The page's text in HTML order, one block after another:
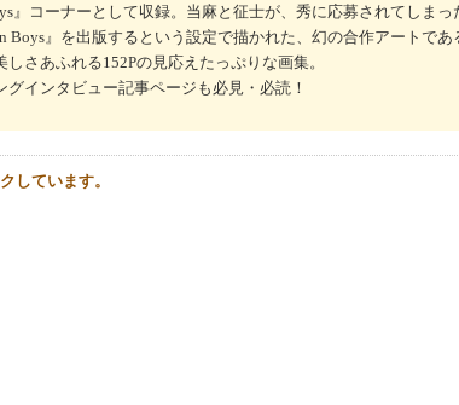
』コーナーとして収録。当麻と征士が、秀に応募されてしまっ
Boys』を出版するという設定で描かれた、幻の合作アートで
さあふれる152Pの見応えたっぷりな画集。
インタビュー記事ページも必見・必読！
しています。